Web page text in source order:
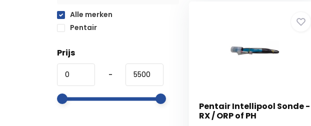
Alle merken
Pentair
Prijs
-
Pentair Intellipool Sonde -
RX / ORP of PH